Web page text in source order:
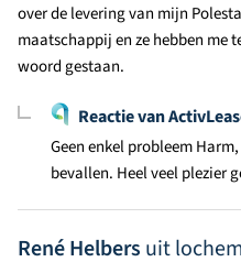
over de levering van mijn
maatschappij en ze hebben me
woord gestaan.
Reactie van
Geen enkel probleem
bevallen. Heel veel plezier
René Helbers uit lochem